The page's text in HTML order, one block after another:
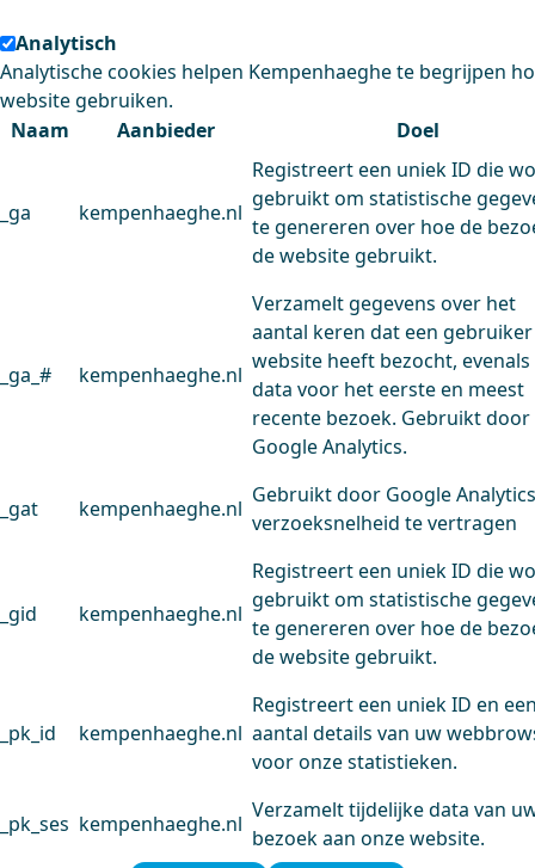
Analytisch
Analytische cookies helpen Kempenhaeghe te begrijpen
website gebruiken.
Naam
Aanbieder Doel
_ga kempenhaeghe.nl
Registreert een uniek ID die
gebruikt om statistische
te genereren over hoe de
de website gebruikt.
_ga_# kempenhaeghe.nl
Verzamelt gegevens over het
aantal keren dat een
website heeft bezocht, evenals
data voor het eerste en meest
recente bezoek. Gebruikt door
Google Analytics.
_gat kempenhaeghe.nl
Gebruikt door Google
verzoeksnelheid te vertragen
_gid kempenhaeghe.nl
Registreert een uniek ID die
gebruikt om statistische
te genereren over hoe de
de website gebruikt.
_pk_id kempenhaeghe.nl
Registreert een uniek ID en
aantal details van uw
voor onze statistieken.
_pk_ses kempenhaeghe.nl
Verzamelt tijdelijke data van
bezoek aan onze website.